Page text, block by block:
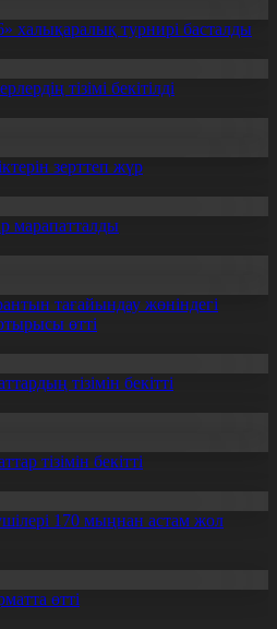
халықаралық турнирі басталды
тізімі бекітілді
зерттеп жүр
марапатталды
тағайындау жөніндегі
өтті
тізімін бекітті
тізімін бекітті
170 мыңнан астам жол
өтті